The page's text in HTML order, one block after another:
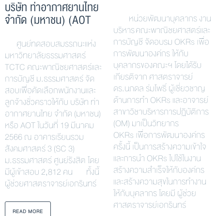
บริษัท ท่าอากาศยานไทย
จำกัด (มหาชน) (AOT
ศูนย์ทดสอบสมรรถนะแห่ง
มหาวิทยาลัยธรรมศาสตร์
TCTC คณะพาณิชยศาสตร์และ
การบัญชี ม.ธรรมศาสตร์ จัด
สอบเพื่อคัดเลือกพนักงานและ
ลูกจ้างชั่วคราวให้กับ บริษัท ท่า
อากาศยานไทย จำกัด (มหาชน)
หรือ AOT ในวันที่ 19 มีนาคม
2566 ณ อาคารเรียนรวม
สังคมศาสตร์ 3 (SC 3)
ม.ธรรมศาสตร์ ศูนย์รังสิต โดย
มีผู้เข้าสอบ 2,812 คน ทั้งนี้
ผู้ช่วยศาสตราจารย์เอกรินทร์
READ MORE
หน่วยพัฒนาบุคลากร งาน
บริหาร คณะพาณิชยศาสตร์และ
การบัญชี จัดอบรม OKRs เพื่อ
การพัฒนาองค์กร ให้กับ
บุคลากรของคณะฯ โดยได้รับ
เกียรติจาก ศาสตราจารย์
ดร.นภดล ร่มโพธิ์ ผู้เชี่ยวชาญ
ด้านการทำ OKRs และอาจารย์
สาขาวิชาบริหารการปฏิบัติการ
(OM) มาเป็นวิทยากร
OKRs เพื่อการพัฒนาองค์กร
ครั้งนี้ เป็นการสร้างความเข้าใจ
และการนำ OKRs ไปใช้ในงาน
สร้างความสำเร็จให้กับองค์กร
และสร้างความสุขในการทำงาน
ให้กับบุคลากร โดยมี ผู้ช่วย
ศาสตราจารย์เอกรินทร์